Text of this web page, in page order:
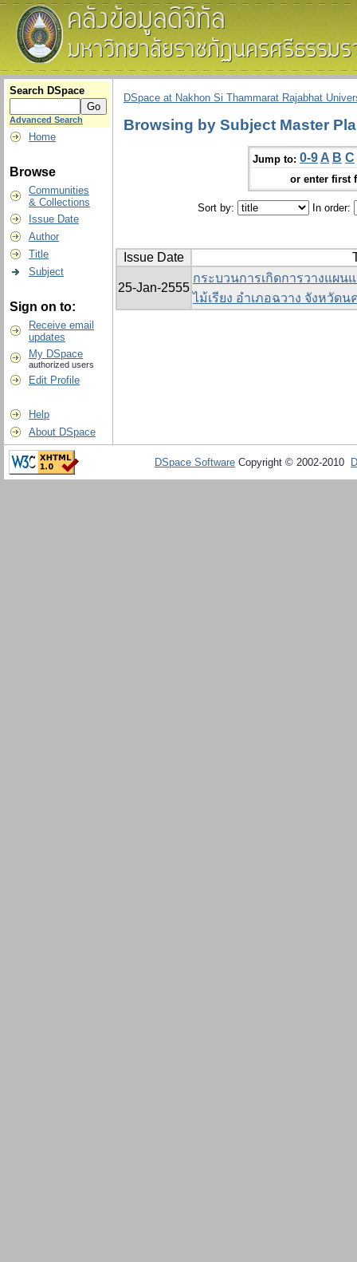
Search DSpace
Advanced Search
Home
Browse
Communities
& Collections
Issue Date
Author
Title
Subject
Sign on to:
Receive email
updates
My DSpace
authorized users
Edit Profile
Help
About DSpace
DSpace at Nakhon Si Thammarat Rajabhat
Browsing by Subject Master
Jump to: 0-9 A B C
or enter first
Sort by: In order:
Issue Date
25-Jan-2555
กระบวนการเกิดการวางแผ
ไม้เรียง อำเภอฉวาง จังหวัด
DSpace Software Copyright © 2002-2010